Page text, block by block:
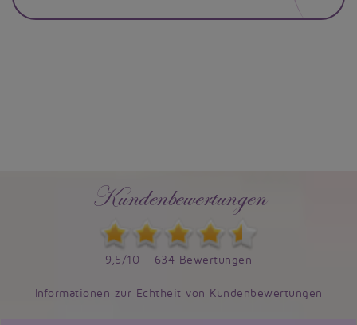
Kundenbewertungen
9,5/10 - 634 Bewertungen
Informationen zur Echtheit von Kundenbewertungen